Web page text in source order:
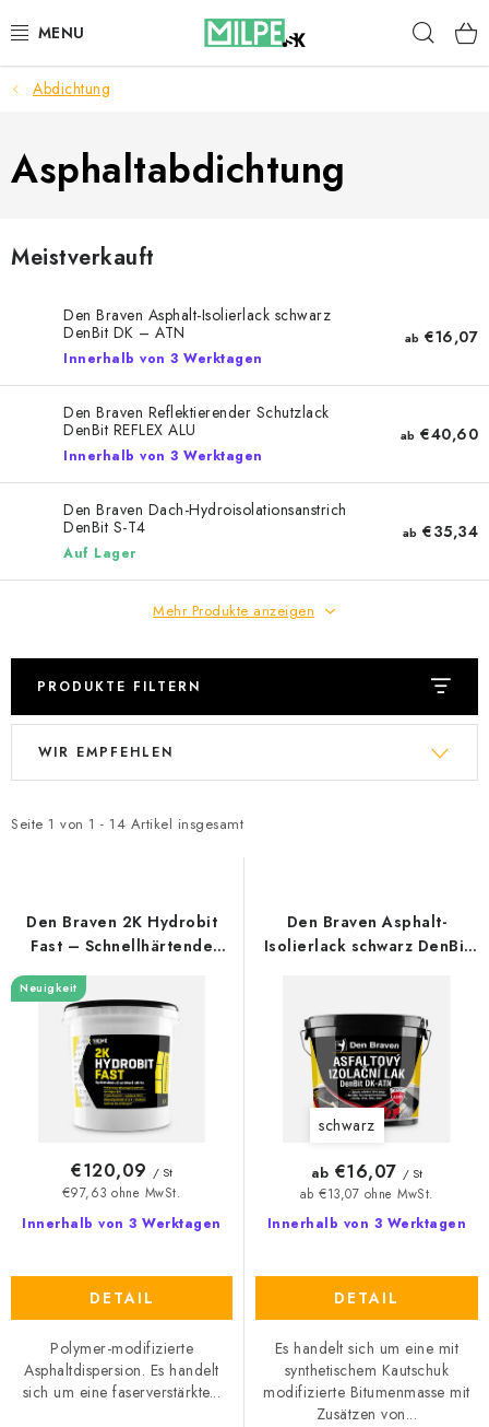
Inhalt
DACHFENSTER
DACHBODENTREPPE
BAU
BLOG
Reklamationen und Rücksendungen
Datenschutzerklärung
Allgemeinen Geschäftsbedingungen
Sitemap von Milpe.sk
Abdichtung
Asphaltabdichtung
Meistverkauft
Den Braven Asphalt-Isolierlack schwarz
DenBit DK – ATN
Innerhalb von 3 Werktagen
ab €16,07
Den Braven Reflektierender Schutzlack
DenBit REFLEX ALU
Innerhalb von 3 Werktagen
ab €40,60
Den Braven Dach-Hydroisolationsanstrich
DenBit S-T4
Auf Lager
ab €35,34
Mehr Produkte anzeigen
PRODUKTE FILTERN
L
t
P
r
Seite 1 von 1 - 14 Artikel insgesamt
P
d
o
r
g
WIR EMPFEHLEN
Den Braven 2K Hydrobit
Fast – Schnellhärtende
Bitumen-Spachtelmasse
30kg
Neuigkeit
Innerhalb von 3 Werktagen
€97,63 ohne MwSt.
€120,09 / St
DETAIL
Polymer-modifizierte
Asphaltdispersion. Es handelt
sich um eine faserverstärkte...
Den Braven Asphalt-
Isolierlack schwarz DenBit
schwarz
Innerhalb von 3 Werktagen
ab €13,07 ohne MwSt.
ab €16,07 / St
DETAIL
Es handelt sich um eine mit
synthetischem Kautschuk
modifizierte Bitumenmasse mit
Zusätzen von...